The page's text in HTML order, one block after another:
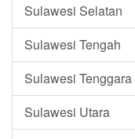
Sulawesi Selatan
Sulawesi Tengah
Sulawesi Tenggara
Sulawesi Utara